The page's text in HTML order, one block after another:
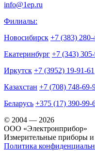
info@1ep.ru
Филиалы:
Новосибирск +7 (383) 280-
Екатеринбург +7 (343)
Иркутск +7 (3952) 19-91-61
Казахстан +7 (708) 748-69-
Беларусь +375 (17) 390-99-
© 2004 — 2026
OOO «Электронприбор»
Измерительные приборы и
Политика